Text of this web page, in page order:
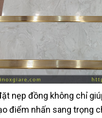
nẹp đồng không chỉ
điểm nhấn sang trọng